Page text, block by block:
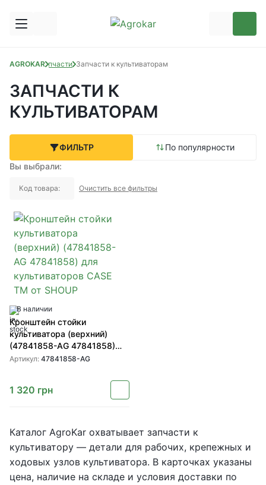
AGROKARЗапчасти Запчасти к культиваторам
ЗАПЧАСТИ К
КУЛЬТИВАТОРАМ
ФИЛЬТР
По популярности
Вы выбрали:
Код товара: Очистить все фильтры
В наличии
Кронштейн стойки
культиватора (верхний)
(47841858-AG 47841858)
для культиваторов CASE TM
Артикул: 47841858-AG
1 320 грн
Каталог AgroKar охватывает запчасти к
культиватору — детали для рабочих, крепежных и
ходовых узлов культиватора. В карточках указаны
цена, наличие на складе и условия доставки по